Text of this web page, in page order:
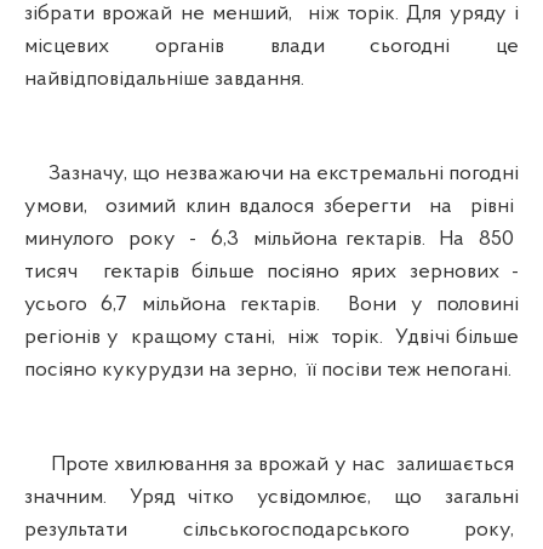
зібрати врожай не менший, ніж торік. Для уряду і
місцевих органів влади сьогодні це
найвідповідальніше завдання.
Зазначу, що незважаючи на екстремальні погодні
умови, озимий клин вдалося зберегти на рівні
минулого року - 6,3 мільйона гектарів. На 850
тисяч гектарів більше посіяно ярих зернових -
усього 6,7 мільйона гектарів. Вони у половині
регіонів у кращому стані, ніж торік. Удвічі більше
посіяно кукурудзи на зерно, її посіви теж непогані.
Проте хвилювання за врожай у нас залишається
значним. Уряд чітко усвідомлює, що загальні
результати сільськогосподарського року,